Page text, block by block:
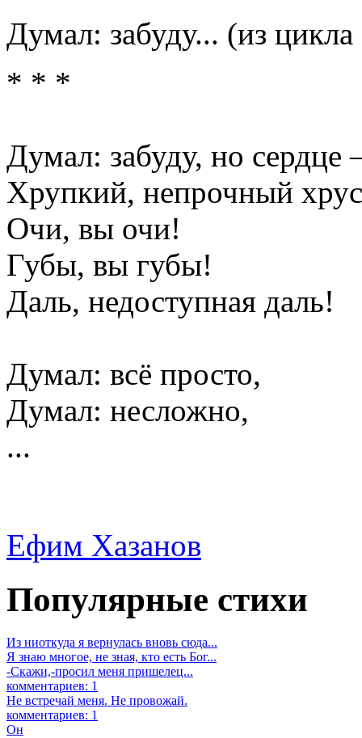
Думал: забуду... (из
* * *
Думал: забуду, но сердце
Хрупкий, непрочный
Очи, вы очи!
Губы, вы губы!
Даль, недоступная даль!
Думал: всё просто,
Думал: несложно,
...
Ефим Хазанов
Популярные стихи
Из ниоткуда я вернулась вновь сюда...
Я знаю многое, не зная, кто есть Бог...
-Скажи,-просил меня пришелец...
комментариев: 1
Не встречай меня. Не провожай.
комментариев: 1
Он